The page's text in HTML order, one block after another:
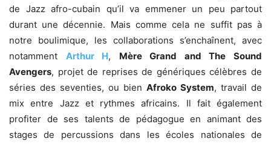
de Jazz afro-cubain qu’il va emmener un peu partout
durant une décennie. Mais comme cela ne suffit pas à
notre boulimique, les collaborations s’enchaînent, avec
notamment Arthur H, Mère Grand and The Sound
Avengers, projet de reprises de génériques célèbres de
séries des seventies, ou bien Afroko System, travail de
mix entre Jazz et rythmes africains. Il fait également
profiter de ses talents de pédagogue en animant des
stages de percussions dans les écoles nationales de